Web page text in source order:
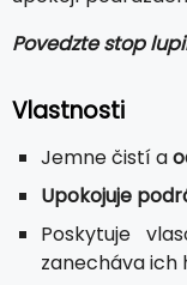
Povedzte stop
Vlastnosti
Jemne čistí a
Upokojuje
Poskytuje
zanecháva ich